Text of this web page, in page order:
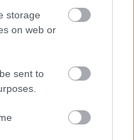
storage
on web or
sent to
következménye
szembe,
A vicc
meg is jelent az